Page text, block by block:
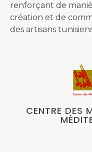
renforçant de
création et de
des artisans
CENTRE DES